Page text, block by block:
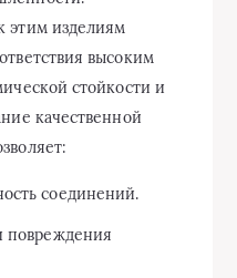
этим изделиям
высоким
стойкости и
качественной
соединений.
повреждения